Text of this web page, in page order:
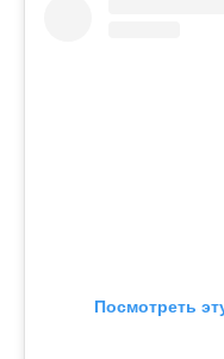
Посмотреть